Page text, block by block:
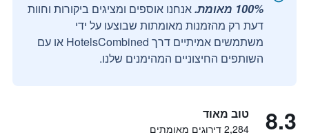
100% מאומת.
אנחנו אוספים ומציגים ביקורות וחוות
דעת רק מהזמנות מאומתות שבוצעו על ידי
משתמשים אמיתיים דרך HotelsCombined או עם
השותפים החיצוניים המהימנים שלנו.
8.3 טוב מאוד
2,284 דירוגים מאומתים